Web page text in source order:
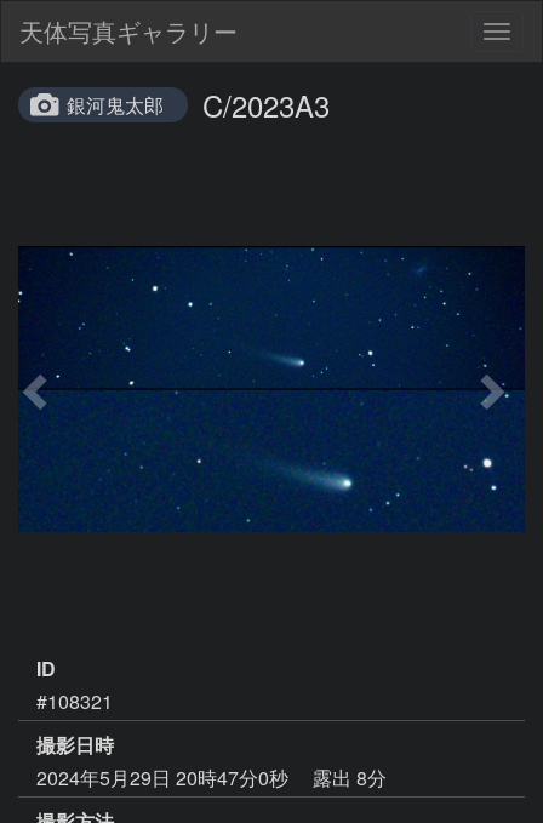
天体写真ギャラリー
銀河鬼太郎 C/2023A3
ID
#108321
撮影日時
2024年5月29日 20時47分0秒
露出 8分